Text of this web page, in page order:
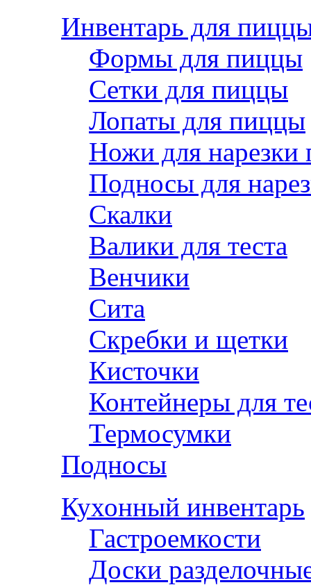
Инвентарь для
Формы для пиццы
Сетки для пиццы
Лопаты для пиццы
Ножи для нарезки
Подносы для
Скалки
Валики для теста
Венчики
Сита
Скребки и щетки
Кисточки
Контейнеры для
Термосумки
Подносы
Кухонный инвентарь
Гастроемкости
Доски